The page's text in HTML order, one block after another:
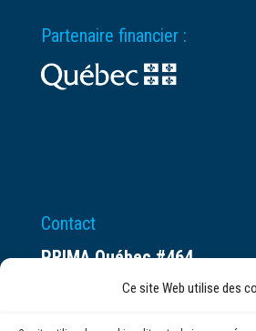
Ce site Web utilise des
Partenaire financier :
Contact
PRIMA Québec #464
Espace ax.c